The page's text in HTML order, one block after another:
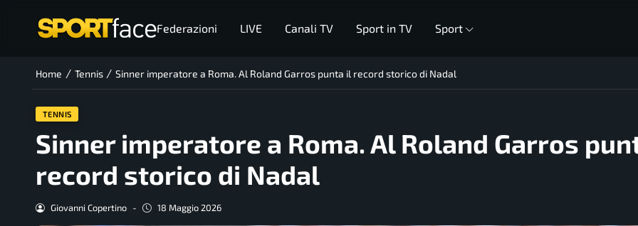
Federazioni LIVE Canali TV Sport in TV Sport
Home / Tennis / Sinner imperatore a Roma. Al Roland Garros punta il record storico di Nadal
TENNIS
Sinner imperatore a Roma. Al Roland Garros
record storico di Nadal
Giovanni Copertino - 18 Maggio 2026